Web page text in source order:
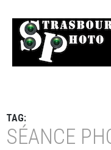
TAG:
SÉANCE